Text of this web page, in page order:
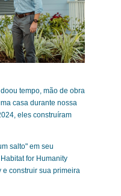
tempo, mão de obra
casa durante nossa
eles construíram
salto" em seu
for Humanity
e construir sua primeira